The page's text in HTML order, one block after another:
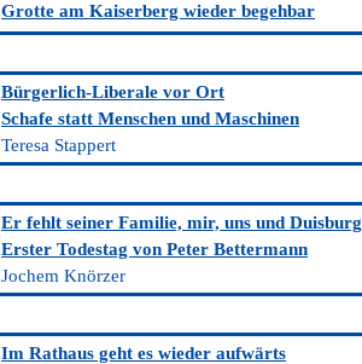
Grotte am Kaiserberg wieder begehbar
Bürgerlich-Liberale vor Ort
Schafe statt Menschen und Maschinen
Teresa Stappert
Er fehlt seiner Familie, mir, uns und Duisburg
Erster Todestag von Peter Bettermann
Jochem Knörzer
Im Rathaus geht es wieder aufwärts